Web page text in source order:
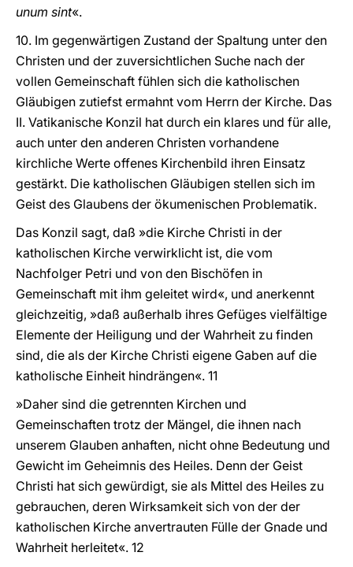
unum sint«.
10. Im gegenwärtigen Zustand der Spaltung unter den
Christen und der zuversichtlichen Suche nach der
vollen Gemeinschaft fühlen sich die katholischen
Gläubigen zutiefst ermahnt vom Herrn der Kirche. Das
II. Vatikanische Konzil hat durch ein klares und für alle,
auch unter den anderen Christen vorhandene
kirchliche Werte offenes Kirchenbild ihren Einsatz
gestärkt. Die katholischen Gläubigen stellen sich im
Geist des Glaubens der ökumenischen Problematik.
Das Konzil sagt, daß »die Kirche Christi in der
katholischen Kirche verwirklicht ist, die vom
Nachfolger Petri und von den Bischöfen in
Gemeinschaft mit ihm geleitet wird«, und anerkennt
gleichzeitig, »daß außerhalb ihres Gefüges vielfältige
Elemente der Heiligung und der Wahrheit zu finden
sind, die als der Kirche Christi eigene Gaben auf die
katholische Einheit hindrängen«. 11
»Daher sind die getrennten Kirchen und
Gemeinschaften trotz der Mängel, die ihnen nach
unserem Glauben anhaften, nicht ohne Bedeutung und
Gewicht im Geheimnis des Heiles. Denn der Geist
Christi hat sich gewürdigt, sie als Mittel des Heiles zu
gebrauchen, deren Wirksamkeit sich von der der
katholischen Kirche anvertrauten Fülle der Gnade und
Wahrheit herleitet«. 12